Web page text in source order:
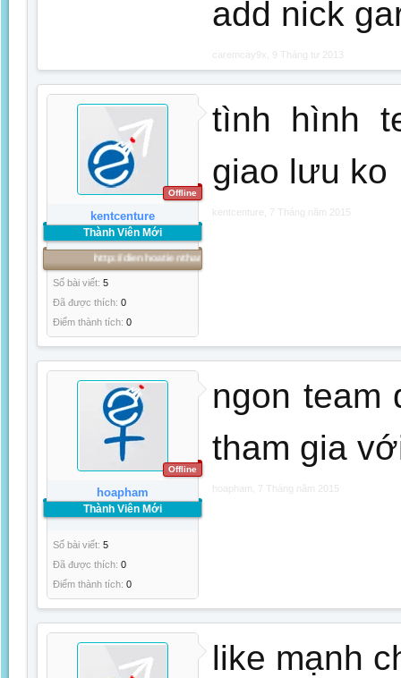
add nick
caremcay9x 9 Tháng tư 2013
Offline
kentcenture
Thành Viên Mới
http://dienhoatienthanh.com
Số bài viết: 5
Đã được thích: 0
Điểm thành tích: 0
tình hình
giao lưu ko
kentcenture 7 Tháng năm 2015
Offline
hoapham
Thành Viên Mới
Số bài viết: 5
Đã được thích: 0
Điểm thành tích: 0
ngon team
tham gia
hoapham 7 Tháng năm 2015
like mạnh